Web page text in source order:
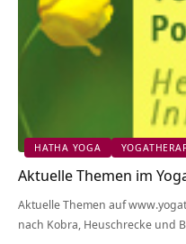
HATHA YOGA
Aktuelle Themen im
Aktuelle Themen auf
nach Kobra, Heuschrecke und